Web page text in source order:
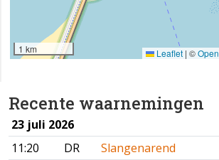
Recente waarnemingen
23 juli 2026
11:20
DR
Slangenarend
1 km Leaflet | ©